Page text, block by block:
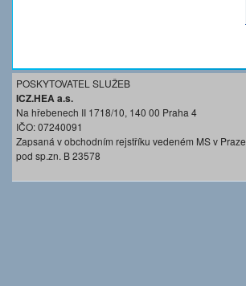
POSKYTOVATEL SLUŽEB
ICZ.HEA a.s.
Na hřebenech II 1718/10, 140 00 Praha 4
IČO: 07240091
Zapsaná v obchodním rejstříku vedeném MS v Praze
pod sp.zn. B 23578